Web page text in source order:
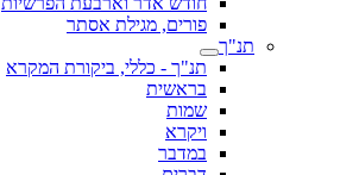
פורים, מגילת אסתר
תנ"ך
תנ"ך - כללי, ביקורת המקרא
בראשית
שמות
ויקרא
במדבר